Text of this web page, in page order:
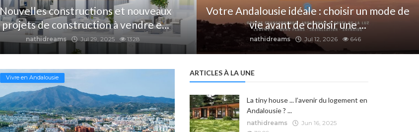
Nouvelles constructions et nouveaux
projets de construction à vendre e...
nathidreams Jul 29, 2025 1328
Votre Andalousie idéale : choisir un mode de
vie avant de choisir une ...
nathidreams Jul 12, 2026 646
Vivre en Andalousie
ARTICLES À LA UNE
La tiny house ... l’avenir du logement en
Andalousie ? ...
nathidreams
Jun 16, 2025